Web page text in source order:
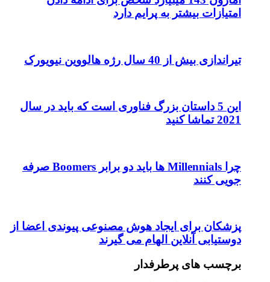
امتیازات بیشتر به پرایم دارد
تیراندازی بیش از 40 سال رژه هالووین نیویورک
این 5 داستان بزرگ فناوری است که باید در سال
2021 تماشا کنید
چرا Millennials ها باید دو برابر Boomers صرفه
جویی کنند
پزشکان برای ایجاد هوش مصنوعی پیوندی اعضا از
دوستیابی آنلاین الهام می گیرند
برچسب های پرطرفدار